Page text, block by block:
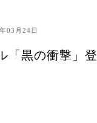
03月24日
「黒の衝撃」登